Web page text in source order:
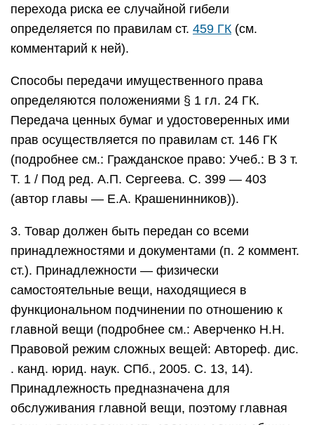
перехода риска ее случайной гибели
определяется по правилам ст. 459 ГК(см.
комментарий к ней).
Способы передачи имущественного права
определяются положениями § 1 гл. 24 ГК.
Передача ценных бумаг и удостоверенных ими
прав осуществляется по правилам ст. 146 ГК
(подробнее см.: Гражданское право: Учеб.: В 3 т.
Т. 1 / Под ред. А.П. Сергеева. С. 399 — 403
(автор главы — Е.А. Крашенинников)).
3. Товар должен быть передан со всеми
принадлежностями и документами (п. 2 коммент.
ст.). Принадлежности — физически
самостоятельные вещи, находящиеся в
функциональном подчинении по отношению к
главной вещи (подробнее см.: Аверченко Н.Н.
Правовой режим сложных вещей: Автореф. дис.
. канд. юрид. наук. СПб., 2005. С. 13, 14).
Принадлежность предназначена для
обслуживания главной вещи, поэтому главная